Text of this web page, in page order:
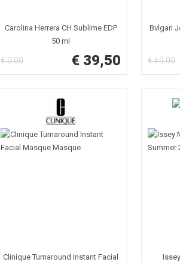
Carolina Herrera CH Sublime EDP
50 ml
€ 0,00 € 39,50
Bvlgari
€ 69,00
Clinique Turnaround Instant Facial